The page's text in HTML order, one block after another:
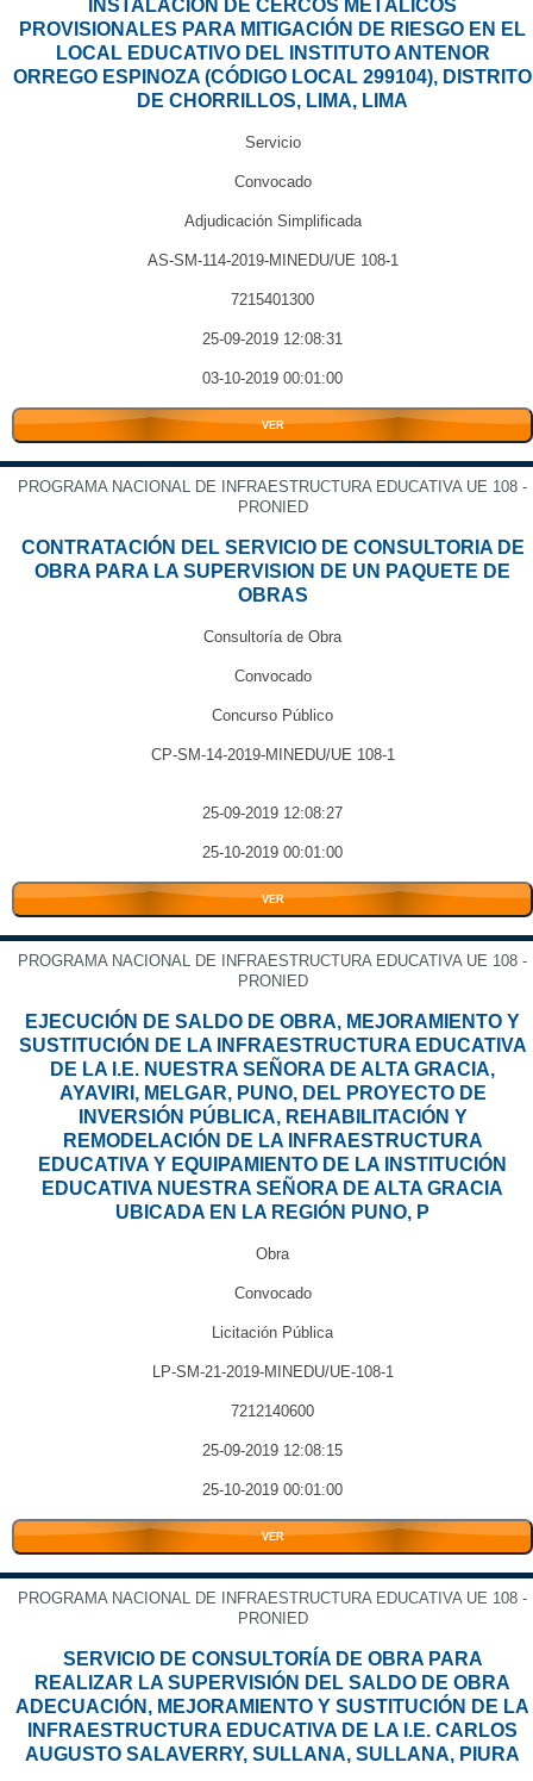
INSTALACIÓN DE CERCOS METÁLICOS
PROVISIONALES PARA MITIGACIÓN DE RIESGO EN EL
LOCAL EDUCATIVO DEL INSTITUTO ANTENOR
ORREGO ESPINOZA (CÓDIGO LOCAL 299104), DISTRITO
DE CHORRILLOS, LIMA, LIMA
Servicio
Convocado
Adjudicación Simplificada
AS-SM-114-2019-MINEDU/UE 108-1
7215401300
25-09-2019 12:08:31
03-10-2019 00:01:00
VER
PROGRAMA NACIONAL DE INFRAESTRUCTURA EDUCATIVA UE 108 -
PRONIED
CONTRATACIÓN DEL SERVICIO DE CONSULTORIA DE
OBRA PARA LA SUPERVISION DE UN PAQUETE DE
OBRAS
Consultoría de Obra
Convocado
Concurso Público
CP-SM-14-2019-MINEDU/UE 108-1
25-09-2019 12:08:27
25-10-2019 00:01:00
VER
PROGRAMA NACIONAL DE INFRAESTRUCTURA EDUCATIVA UE 108 -
PRONIED
EJECUCIÓN DE SALDO DE OBRA, MEJORAMIENTO Y
SUSTITUCIÓN DE LA INFRAESTRUCTURA EDUCATIVA
DE LA I.E. NUESTRA SEÑORA DE ALTA GRACIA,
AYAVIRI, MELGAR, PUNO, DEL PROYECTO DE
INVERSIÓN PÚBLICA, REHABILITACIÓN Y
REMODELACIÓN DE LA INFRAESTRUCTURA
EDUCATIVA Y EQUIPAMIENTO DE LA INSTITUCIÓN
EDUCATIVA NUESTRA SEÑORA DE ALTA GRACIA
UBICADA EN LA REGIÓN PUNO, P
Obra
Convocado
Licitación Pública
LP-SM-21-2019-MINEDU/UE-108-1
7212140600
25-09-2019 12:08:15
25-10-2019 00:01:00
VER
PROGRAMA NACIONAL DE INFRAESTRUCTURA EDUCATIVA UE 108 -
PRONIED
SERVICIO DE CONSULTORÍA DE OBRA PARA
REALIZAR LA SUPERVISIÓN DEL SALDO DE OBRA
ADECUACIÓN, MEJORAMIENTO Y SUSTITUCIÓN DE LA
INFRAESTRUCTURA EDUCATIVA DE LA I.E. CARLOS
AUGUSTO SALAVERRY, SULLANA, SULLANA, PIURA